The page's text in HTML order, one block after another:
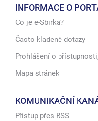
INFORMACE O
Co je e-Sbírka?
Často kladené dotazy
Prohlášení o
Mapa stránek
KOMUNIKAČNÍ
Přístup přes RSS